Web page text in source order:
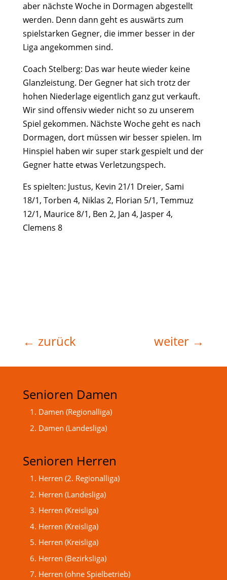
aber nächste Woche in Dormagen abgestellt
werden. Denn dann geht es auswärts zum
spielstarken Gegner, die immer besser in der
Liga angekommen sind.
Coach Stelberg: Das war heute wieder keine
Glanzleistung. Der Gegner hat sich trotz der
hohen Niederlage eigentlich ganz gut verkauft.
Wir sind offensiv wieder nicht so zu unserem
Spiel gekommen. Nächste Woche geht es nach
Dormagen, dort müssen wir besser spielen. Im
Hinspiel haben wir super stark gespielt und der
Gegner hatte etwas Verletzungspech.
Es spielten: Justus, Kevin 21/1 Dreier, Sami
18/1, Torben 4, Niklas 2, Florian 5/1, Temmuz
12/1, Maurice 8/1, Ben 2, Jan 4, Jasper 4,
Clemens 8
← zurück weiter →
Senioren Damen
1. Damen (Regionalliga)
2. Damen (Landesliga)
Senioren Herren
1. Herren (2. Regionalliga)
2. Herren (Landesliga)
3. Herren (Kreisliga)
4. Herren (Kreisliga)
5. Herren (Kreisliga)
6. Herren (Bezirksliga)
7. Herren (ohne Spielbetrieb)